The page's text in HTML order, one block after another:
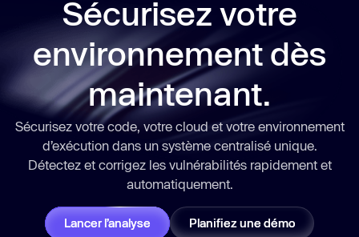
Sécurisez votre
environnement dès
maintenant.
Sécurisez votre code, votre cloud et votre environnement
d’exécution dans un système centralisé unique.
Détectez et corrigez les vulnérabilités rapidementet
automatiquement.
Lancer l’analyse Planifiez une démo